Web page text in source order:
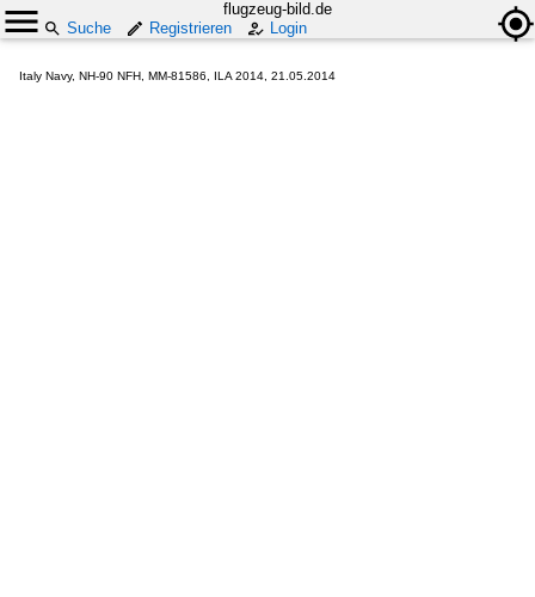
flugzeug-bild.de
Suche
Registrieren Login
Italy Navy, NH-90 NFH, MM-81586, ILA 2014, 21.05.2014